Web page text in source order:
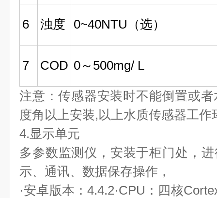
6 浊度 0~40NTU（选）
7 COD 0～500mg/ L
注意：传感器安装时不能倒置或
度角以上安装,以上水质传感器工
4.显示单元
多参数监测仪，安装于柜门处，
示、通讯、数据保存操作，
·安卓版本：4.4.2·CPU：四核